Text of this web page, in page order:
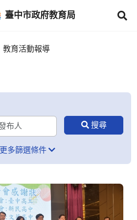
臺中市政府教育局
教育活動報導
更多篩選條件